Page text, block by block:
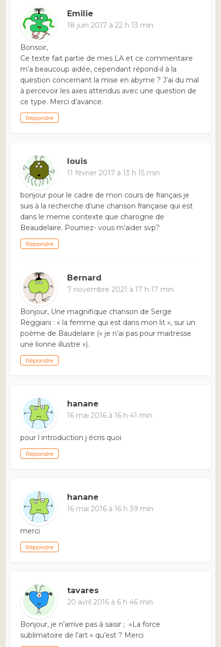
Emilie
18 juin 2017 à 22 h 13 min
Bonsoir,
Ce texte fait partie de mes LA et ce commentaire
m’a beaucoup aidée, cependant répond-il à la
question concernant la mise en abyme ? J’ai du mal
à percevoir les axes attendus avec une question de
ce type. Merci d’avance.
Répondre
louis
11 février 2017 à 13 h 15 min
bonjour pour le cadre de mon cours de français je
suis à la recherche d’une chanson française qui est
dans le meme contexte que charogne de
Beaudelaire. Pourriez- vous m’aider svp?
Répondre
Bernard
7 novembre 2021 à 17 h 17 min
Bonjour, Une magnifique chanson de Serge
Reggiani : « la femme qui est dans mon lit », sur un
poème de Baudelaire (« je n’ai pas pour maitresse
une lionne illustre »).
Répondre
hanane
16 mai 2016 à 16 h 41 min
pour l introduction j écris quoi
Répondre
hanane
16 mai 2016 à 16 h 39 min
merci
Répondre
tavares
20 avril 2016 à 6 h 46 min
Bonjour, je n’arrive pas à saisir ; »La force
sublimatoire de l’art » qu’est ? Merci